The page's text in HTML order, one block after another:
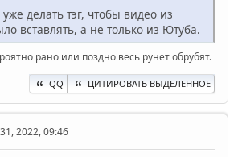
делать тэг, чтобы видео из
вставлять, а не только из Ютуба.
рано или поздно весь рунет обрубят.
QQ ЦИТИРОВАТЬ ВЫДЕЛЕННОЕ
2022, 09:46